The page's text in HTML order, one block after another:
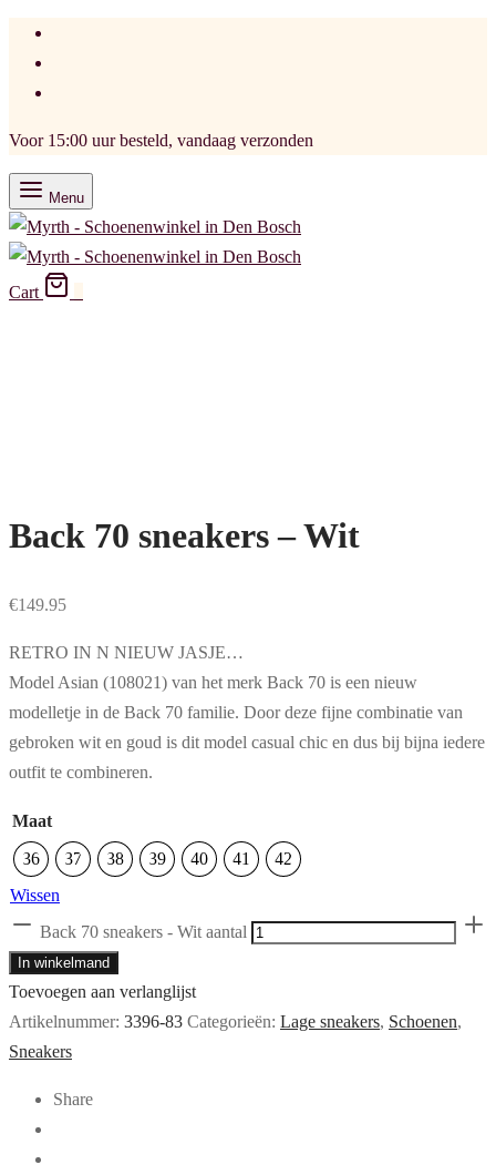
Voor 15:00 uur besteld, vandaag verzonden
Menu
Cart
Back 70 sneakers – Wit
€149.95
RETRO IN N NIEUW JASJE…
Model Asian (108021) van het merk Back 70 is een nieuw
modelletje in de Back 70 familie. Door deze fijne combinatie van
gebroken wit en goud is dit model casual chic en dus bij bijna iedere
outfit te combineren.
Maat
36
37 38 39 40 41
42
Wissen
Back 70 sneakers - Wit aantal
In winkelmand
Toevoegen aan verlanglijst
Artikelnummer: 3396-83 Categorieën: Lage sneakers, Schoenen,
Sneakers
Share